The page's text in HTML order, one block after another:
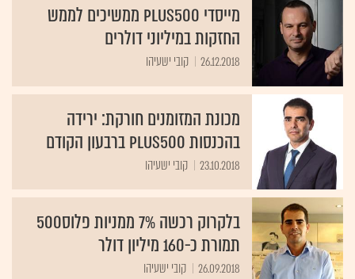
מייסדי Plus500 ממשיכים לממש
החזקות במיליוני דולרים
26.12.2018 קובי ישעיהו
מכונת המזומנים חורקת: ירידה
בהכנסות Plus500 ברבעון הקודם
23.10.2018 קובי ישעיהו
בלקרוק רכשה 7% ממניות פלוס500
תמורת כ-160 מיליון דולר
26.09.2018 קובי ישעיהו